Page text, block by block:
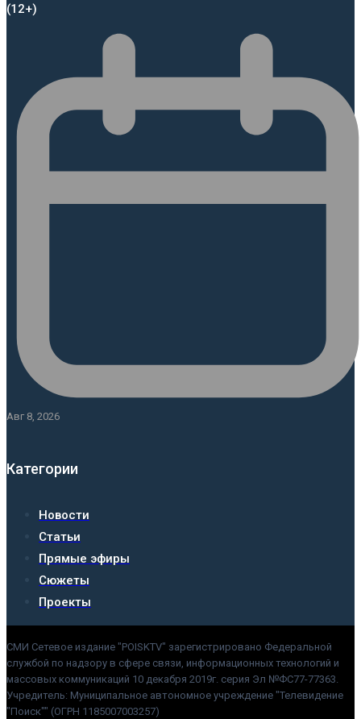
(12+)
Авг 8, 2026
Категории
Новости
Статьи
Прямые эфиры
Сюжеты
Проекты
СМИ Сетевое издание "POISKTV" зарегистрировано Федеральной
службой по надзору в сфере связи, информационных технологий и
массовых коммуникаций 10 декабря 2019г. серия Эл №ФС77-77363.
Учредитель: Муниципальное автономное учреждение "Телевидение
"Поиск"" (ОГРН 1185007003257)